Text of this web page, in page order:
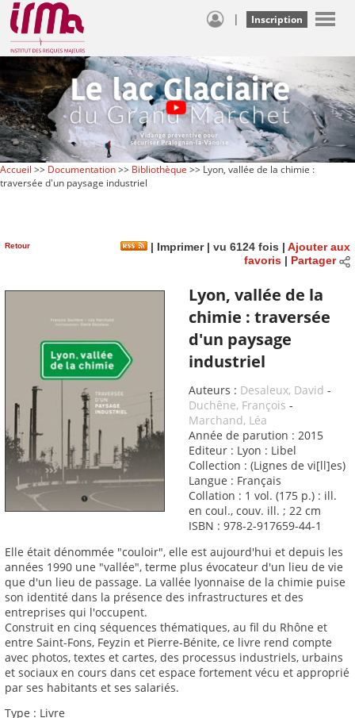
| Inscription
Accueil >> Documentation>> Bibliothèque >> Lyon, vallée de la chimie :
traversée d'un paysage industriel
Retour | Imprimer| vu 6124 fois | Ajouter aux
favoris| Partager
Lyon, vallée de la
chimie : traversée
d'un paysage
industriel
Auteurs : Desaleux, David -
Duchêne, François -
Marchand, Léa
Année de parution : 2015
Editeur : Lyon : Libel
Collection : (Lignes de vi[ll]es)
Langue : Français
Collation : 1 vol. (175 p.) : ill.
en coul., couv. ill. ; 22 cm
ISBN : 978-2-917659-44-1
Elle était dénommée "couloir", elle est aujourd'hui et depuis les
années 1990 une "vallée", terme plus évocateur d'un lieu de vie
que d'un lieu de passage. La vallée lyonnaise de la chimie puise
son identité dans la présence des infrastructures et des
entreprises qui l'occupent.
Construit en cinq séquences thématiques, au fil du Rhône et
entre Saint-Fons, Feyzin et Pierre-Bénite, ce livre rend compte
avec photos, textes et cartes, des processus industriels, urbains
et sociaux en cours dans cet espace fortement vécu et approprié
par ses habitants et ses salariés.
Type : Livre